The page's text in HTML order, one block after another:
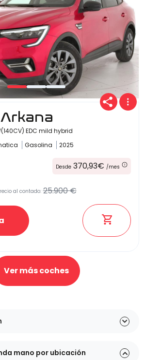
EDC mild hybrid
Gasolina 2025
Desde 370,93€ /mes
al contado: 25.900 €
Ver más coches
mano por ubicación